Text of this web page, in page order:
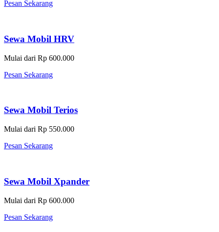
Pesan Sekarang
Sewa Mobil HRV
Mulai dari Rp 600.000
Pesan Sekarang
Sewa Mobil Terios
Mulai dari Rp 550.000
Pesan Sekarang
Sewa Mobil Xpander
Mulai dari Rp 600.000
Pesan Sekarang